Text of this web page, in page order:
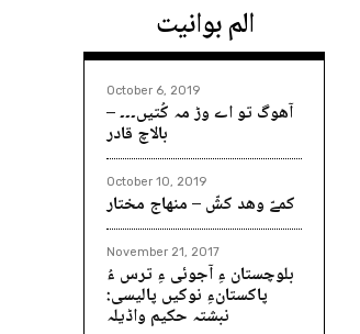
الم بوانیت
October 6, 2019
آھوگ تو اے وڑ مہ کُتیں۔۔۔ –
بالاچ قادر
October 10, 2019
کمےّ وھد کشّ – منھاج مختار
November 21, 2017
بلوچستان ءِ آجوئی ءِ ترس ءُ
پاکستانءِ نوکیں پالیسی:
نبشتہ حکیم واڈیلہ